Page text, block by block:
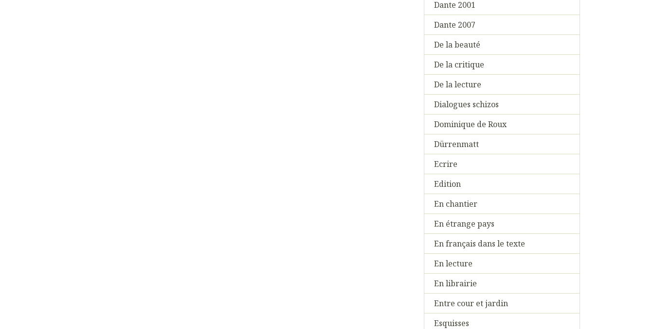
Dante 2001
Dante 2007
De la beauté
De la critique
De la lecture
Dialogues schizos
Dominique de Roux
Dürrenmatt
Ecrire
Edition
En chantier
En étrange pays
En français dans le texte
En lecture
En librairie
Entre cour et jardin
Esquisses